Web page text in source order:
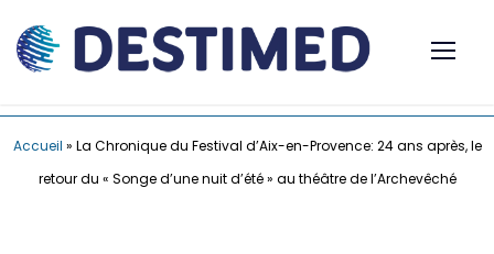
Accueil » La Chronique du Festival d’Aix-en-Provence: 24 ans après, le
retour du « Songe d’une nuit d’été » au théâtre de l’Archevêché